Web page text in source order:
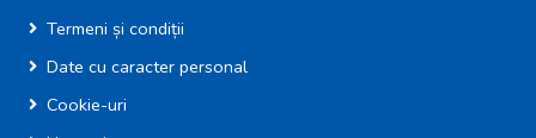
Termeni și condiții
Date cu caracter personal
Cookie-uri